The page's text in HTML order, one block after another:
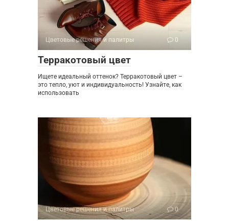
Цветовые решения и палитры 0
Терракотовый цвет
Ищете идеальный оттенок? Терракотовый цвет –
это тепло, уют и индивидуальность! Узнайте, как
использовать
Цветовые решения и палитры 0